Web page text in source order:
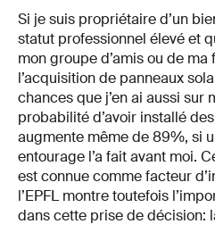
Si je suis propriétaire d’un
statut professionnel élevé et
mon groupe d’amis ou de
l’acquisition de panneaux
chances que j’en ai aussi sur
probabilité d’avoir installé
augmente même de 89%, si
entourage l’a fait avant moi.
est connue comme facteur
l’EPFL montre toutefois
dans cette prise de décision: